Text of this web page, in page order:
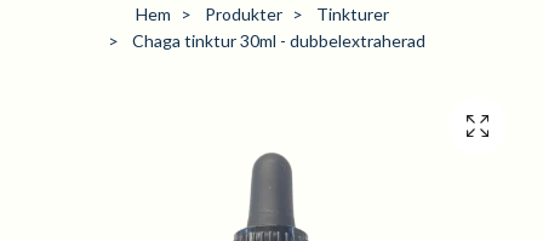
Hem Produkter
Tinkturer
Chaga tinktur 30ml - dubbelextraherad